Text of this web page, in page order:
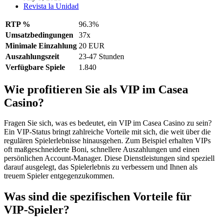
Revista la Unidad
RTP %
96.3%
Umsatzbedingungen
37x
Minimale Einzahlung 20 EUR
Auszahlungszeit
23-47 Stunden
Verfügbare Spiele
1.840
Wie profitieren Sie als VIP im Casea
Casino?
Fragen Sie sich, was es bedeutet, ein VIP im Casea Casino zu sein?
Ein VIP-Status bringt zahlreiche Vorteile mit sich, die weit über die
regulären Spielerlebnisse hinausgehen. Zum Beispiel erhalten VIPs
oft maßgeschneiderte Boni, schnellere Auszahlungen und einen
persönlichen Account-Manager. Diese Dienstleistungen sind speziell
darauf ausgelegt, das Spielerlebnis zu verbessern und Ihnen als
treuem Spieler entgegenzukommen.
Was sind die spezifischen Vorteile für
VIP-Spieler?